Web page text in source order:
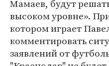
Мамаев, будут
высоком уровне».
котором играет
комментировать
заявлений от